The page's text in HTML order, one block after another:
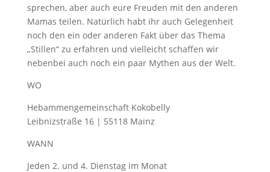
sprechen, aber auch eure Freuden mit den anderen
Mamas teilen. Natürlich habt ihr auch Gelegenheit
noch den ein oder anderen Fakt über das Thema
„Stillen“ zu erfahren und vielleicht schaffen wir
nebenbei auch noch ein paar Mythen aus der Welt.
WO
Hebammengemeinschaft Kokobelly
Leibnizstraße 16 | 55118 Mainz
WANN
Jeden 2. und 4. Dienstag im Monat